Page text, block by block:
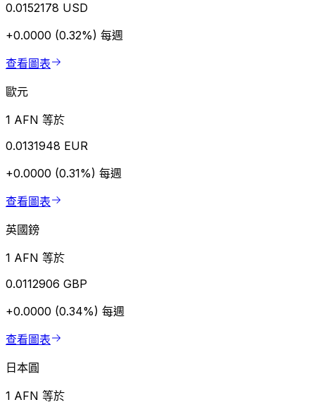
0.0152178 USD
+0.0000 (0.32%) 每週
查看圖表
歐元
1 AFN 等於
0.0131948 EUR
+0.0000 (0.31%) 每週
查看圖表
英國鎊
1 AFN 等於
0.0112906 GBP
+0.0000 (0.34%) 每週
查看圖表
日本圓
1 AFN 等於